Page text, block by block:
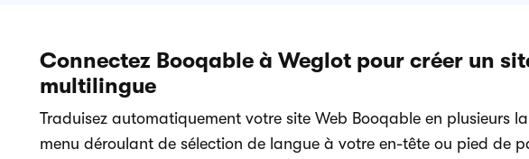
Connectez Booqable à Weglot pour créer un
multilingue
Traduisez automatiquement votre site Web Booqable en plusieurs
menu déroulant de sélection de langue à votre en-tête ou pied de